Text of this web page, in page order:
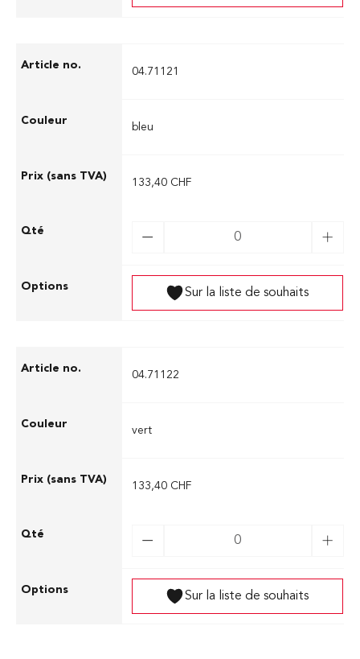
04.71121
bleu
133,40 CHF
Sur la liste de souhaits
04.71122
vert
133,40 CHF
Sur la liste de souhaits